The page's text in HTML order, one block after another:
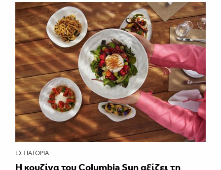
ΕΣΤΙΑΤΌΡΙΑ
Η κουζίνα του Columbia Sun αξίζει τη